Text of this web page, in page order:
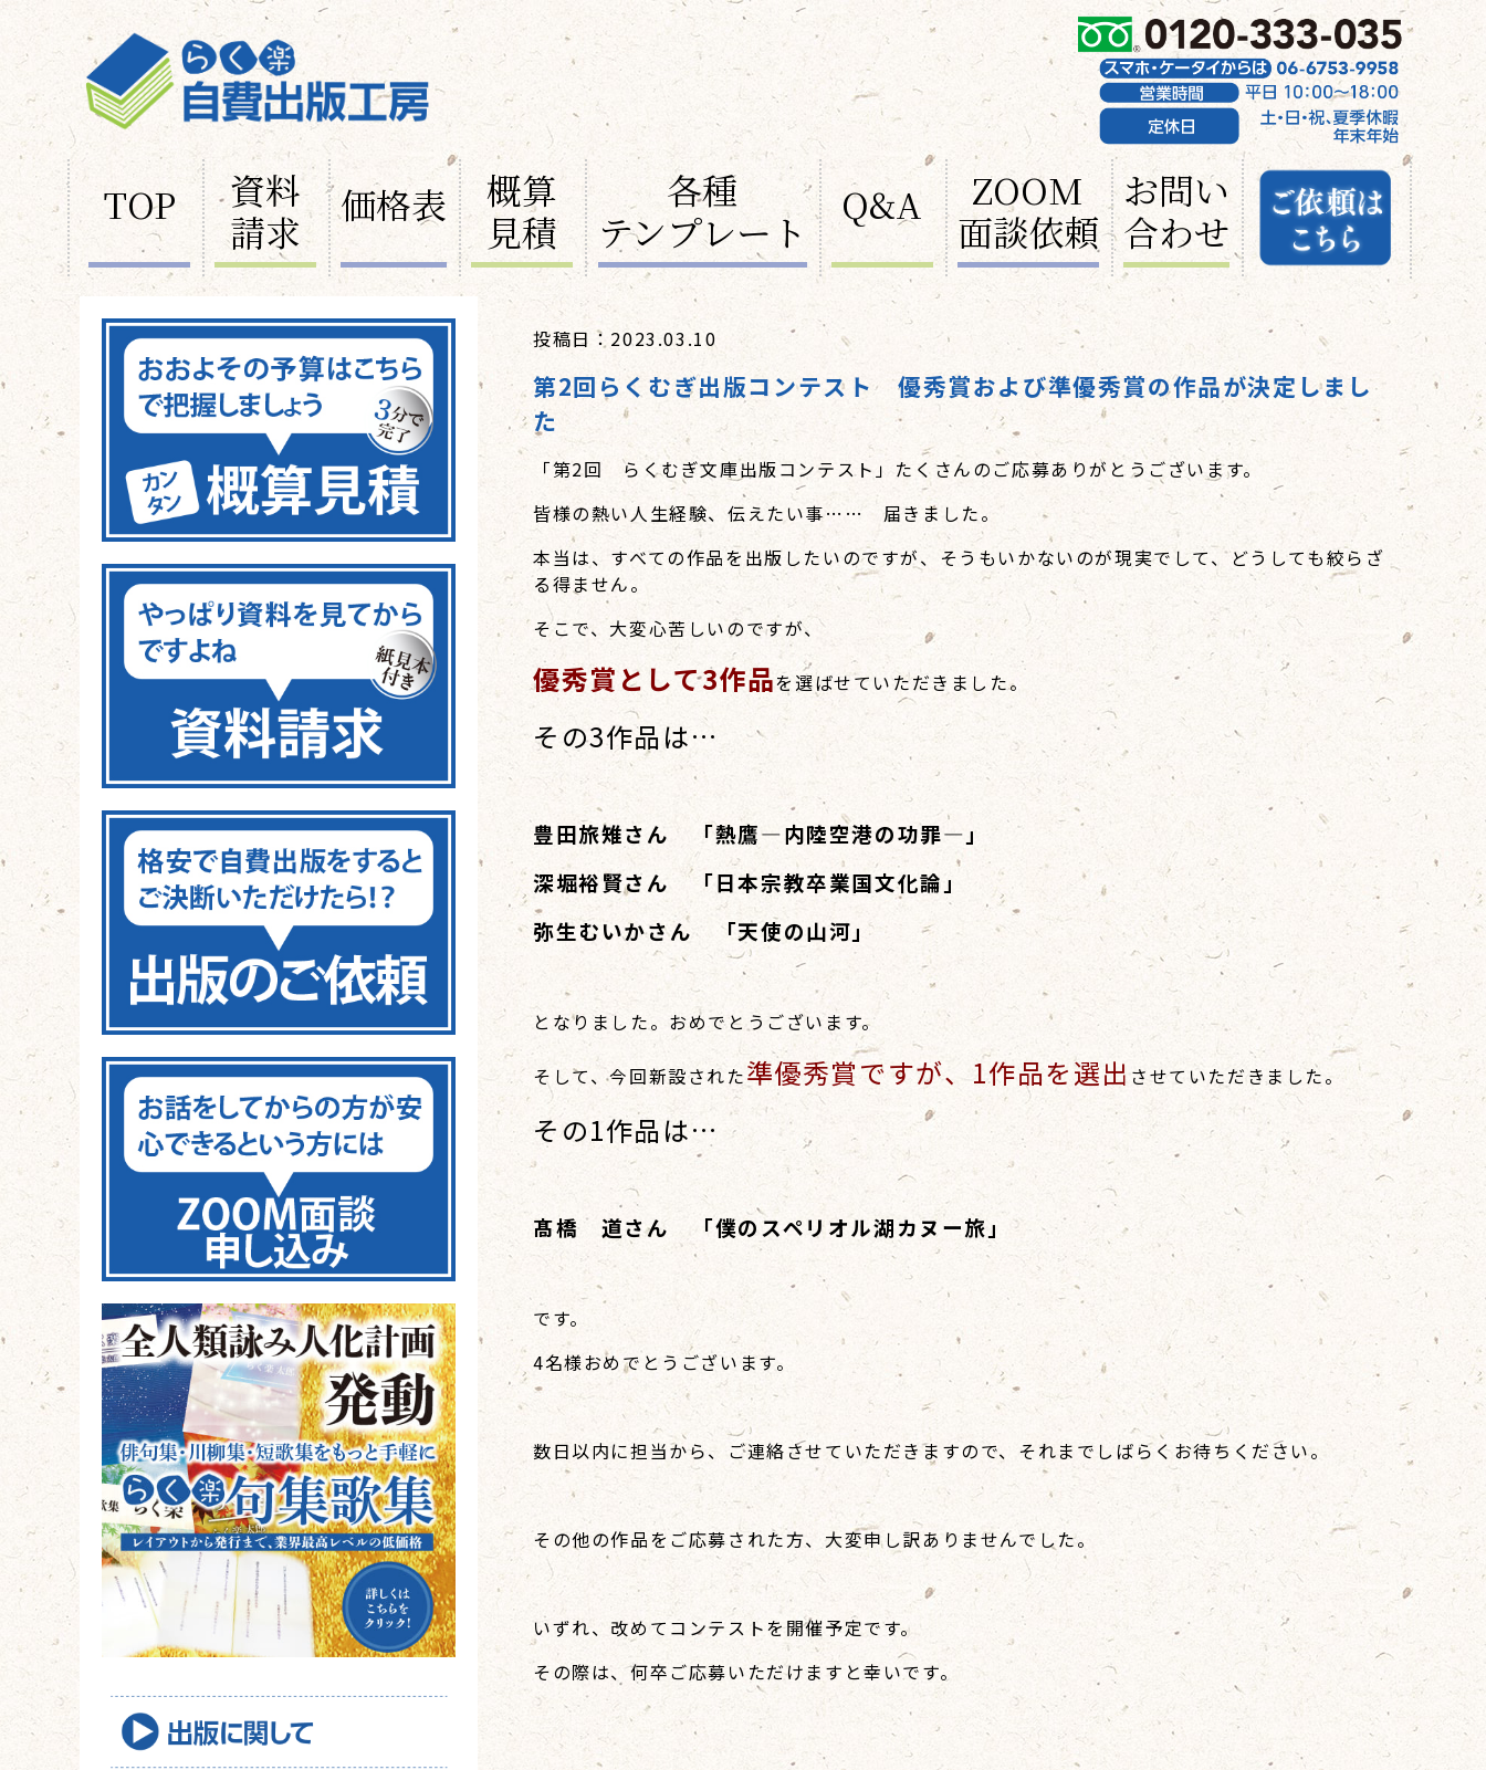
TOP
資料
請求
価格表
概算
見積
各種
テンプレート
Q&A
ZOOM
面談依頼
お問い
合わせ
投稿日：2023.03.10
第2回らくむぎ出版コンテスト 優秀賞および準優秀賞の作品が決定しまし
た
「第2回 らくむぎ文庫出版コンテスト」たくさんのご応募ありがとうございます。
皆様の熱い人生経験、伝えたい事…… 届きました。
本当は、すべての作品を出版したいのですが、そうもいかないのが現実でして、どうしても絞らざ
る得ません。
そこで、大変心苦しいのですが、
優秀賞として3作品を選ばせていただきました。
その3作品は…
豊田旅雉さん 「熱鷹―内陸空港の功罪―」
深堀裕賢さん 「日本宗教卒業国文化論」
弥生むいかさん 「天使の山河」
となりました。おめでとうございます。
そして、今回新設された準優秀賞ですが、1作品を選出 させていただきました。
その1作品は…
髙橋 道さん 「僕のスペリオル湖カヌー旅」
です。
4名様おめでとうございます。
数日以内に担当から、ご連絡させていただきますので、それまでしばらくお待ちください。
その他の作品をご応募された方、大変申し訳ありませんでした。
いずれ、改めてコンテストを開催予定です。
その際は、何卒ご応募いただけますと幸いです。